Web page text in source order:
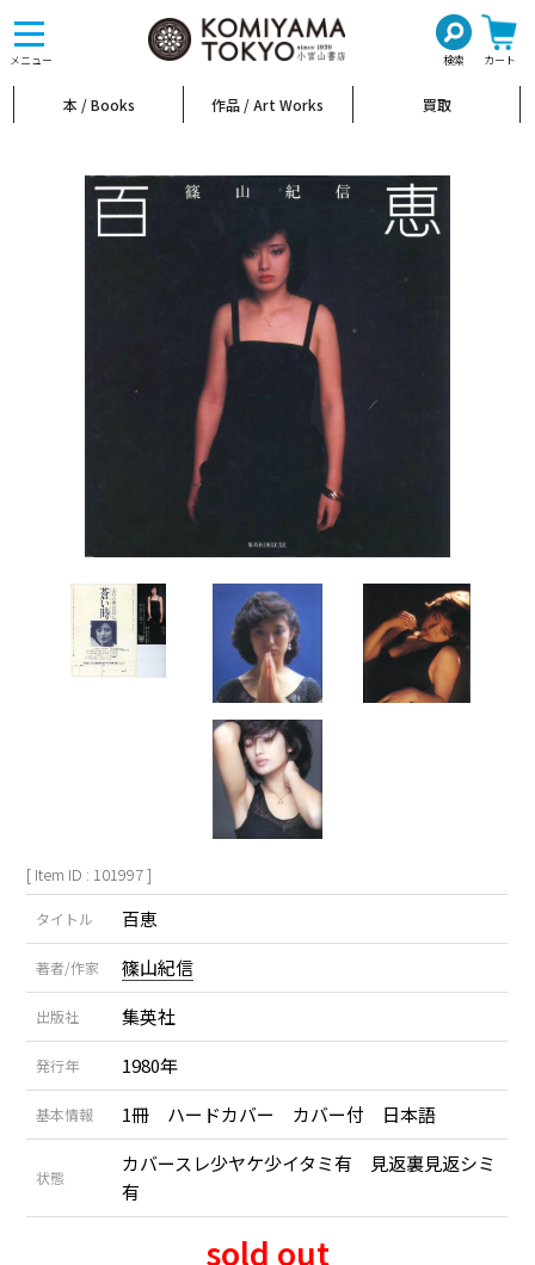
メニュー 検索 カート
toggle
navigation
本 / Books 作品 / Art Works 買取
[ Item ID : 101997 ]
タイトル 百恵
著者/作家 篠山紀信
出版社 集英社
発行年 1980年
基本情報 1冊 ハードカバー カバー付 日本語
状態
カバースレ少ヤケ少イタミ有 見返裏見返シミ
有
sold out